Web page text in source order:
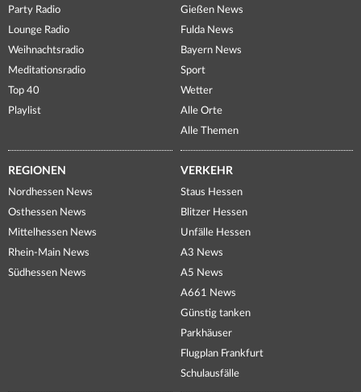
Party Radio
Lounge Radio
Weihnachtsradio
Meditationsradio
Top 40
Playlist
Gießen News
Fulda News
Bayern News
Sport
Wetter
Alle Orte
Alle Themen
REGIONEN
Nordhessen News
Osthessen News
Mittelhessen News
Rhein-Main News
Südhessen News
VERKEHR
Staus Hessen
Blitzer Hessen
Unfälle Hessen
A3 News
A5 News
A661 News
Günstig tanken
Parkhäuser
Flugplan Frankfurt
Schulausfälle